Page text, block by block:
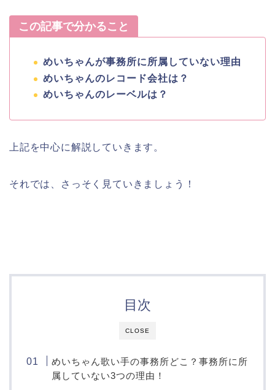
この記事で分かること
めいちゃんが事務所に所属していない理由
めいちゃんのレコード会社は？
めいちゃんのレーベルは？
上記を中心に解説していきます。
それでは、さっそく見ていきましょう！
CLOSE
目次
めいちゃん歌い手の事務所どこ？事務所に所
属していない3つの理由！